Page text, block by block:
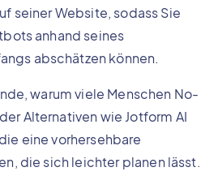
seiner Website, sodass Sie
anhand seines
abschätzen können.
warum viele Menschen No-
Alternativen wie Jotform AI
eine vorhersehbare
die sich leichter planen lässt.